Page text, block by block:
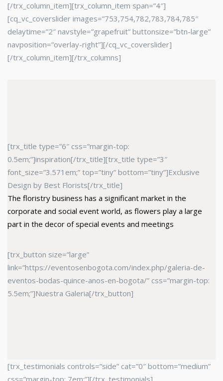
[/trx_column_item][trx_column_item span=”4″]
[cq_vc_coverslider images=”753,754,782,783,784,785″
delaytime=”2″ navstyle=”grapefruit” buttonsize=”btn-large”
navposition=”overlay-right”][/cq_vc_coverslider]
[/trx_column_item][/trx_columns]
[trx_title type=”6″ css=”margin-top:
0.5em;”]inspiration[/trx_title][trx_title type=”3″
font_size=”3.571em;” top=”tiny” bottom=”tiny”]Exclusive
Design by Best Florists[/trx_title]
The floristry business has a significant market in the
corporate and social event world, as flowers play a large
part in the decor of special events and meetings
[trx_button size=”large”
link=”https://eventosenbogota.com/index.php/galeria-de-
eventos-bodas-quince-anos-en-bogota/” css=”margin-top:
5.5em;”]Nuestra Galeria[/trx_button]
[trx_testimonials controls=”side” cat=”0″ bottom=”medium”
css=”margin-top: 7em;”][/trx_testimonials]